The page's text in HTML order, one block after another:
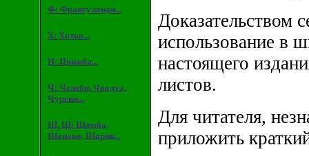
Ф: Франгуланди...
Х: Хотко...
Ц: Цвижба...
Ч: Челеби, Чкадуа,
Чурсин...
Ш, Щ: Шамба,
Шанава, Шария...
Доказательством
использование в
настоящего
листов.
Для читателя,
приложить